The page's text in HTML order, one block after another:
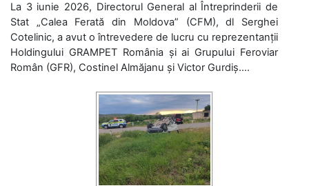
La 3 iunie 2026, Directorul General al Întreprinderii de
Stat „Calea Ferată din Moldova” (CFM), dl Serghei
Cotelinic, a avut o întrevedere de lucru cu reprezentanții
Holdingului GRAMPET România și ai Grupului Feroviar
Român (GFR), Costinel Almăjanu și Victor Gurdiș....